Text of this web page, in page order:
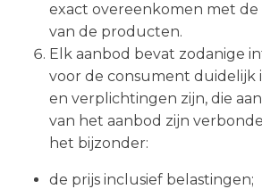
exact overeenkomen met
van de producten.
Elk aanbod bevat zodanige
voor de consument duidelijk
en verplichtingen zijn, die
van het aanbod zijn
het bijzonder:
de prijs inclusief belastingen;